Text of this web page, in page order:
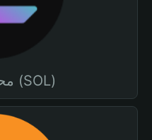
محفظة سولانا (SOL)